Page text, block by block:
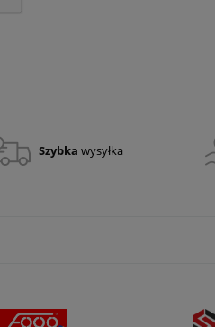
Szybka wysyłka